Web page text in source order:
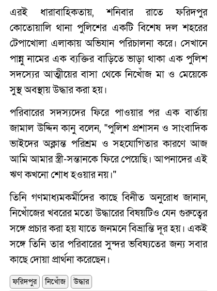
এরই ধারাবাহিকতায়, শনিবার রাতে ফরিদপুর
কোতোয়ালি থানা পুলিশের একটি বিশেষ দল শহরের
টেপাখোলা এলাকায় অভিযান পরিচালনা করে। সেখানে
পান্নু নামের এক ব্যক্তির বাড়িতে ভাড়া থাকা এক পুলিশ
সদস্যের আত্মীয়ের বাসা থেকে নিখোঁজ মা ও মেয়েকে
সুস্থ অবস্থায় উদ্ধার করা হয়।
পরিবারের সদস্যদের ফিরে পাওয়ার পর এক বার্তায়
জামাল উদ্দিন কানু বলেন, "পুলিশ প্রশাসন ও সাংবাদিক
ভাইদের অক্লান্ত পরিশ্রম ও সহযোগিতার কারণে আজ
আমি আমার স্ত্রী-সন্তানকে ফিরে পেয়েছি। আপনাদের এই
ঋণ কখনো শোধ হওয়ার নয়।"
তিনি গণমাধ্যমকর্মীদের কাছে বিনীত অনুরোধ জানান,
নিখোঁজের খবরের মতো উদ্ধারের বিষয়টিও যেন গুরুত্বের
সঙ্গে প্রচার করা হয় যাতে জনমনে বিভ্রান্তি দূর হয়। একই
সঙ্গে তিনি তার পরিবারের সুন্দর ভবিষ্যতের জন্য সবার
কাছে দোয়া প্রার্থনা করেছেন।
ফরিদপুর নিখোঁজ
উদ্ধার